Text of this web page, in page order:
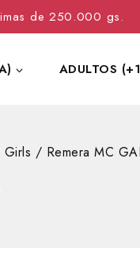
de 250.000 gs.
ADULTOS
Girls / Remera MC